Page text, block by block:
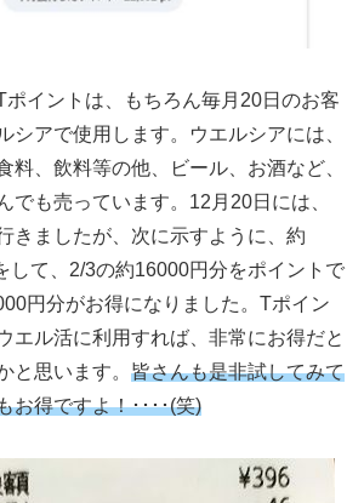
イントは、もちろん毎月20日のお客
シアで使用します。ウエルシアには、
料、飲料等の他、ビール、お酒など、
でも売っています。12月20日には、
きましたが、次に示すように、約
して、2/3の約16000円分をポイントで
円分がお得になりました。Tポイン
エル活に利用すれば、非常にお得だと
と思います。 皆さんも是非試してみて
お得ですよ！････(笑)